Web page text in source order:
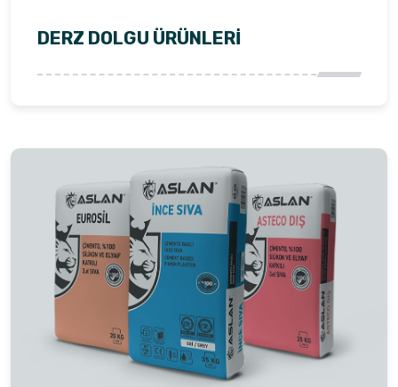
DERZ DOLGU ÜRÜNLERI